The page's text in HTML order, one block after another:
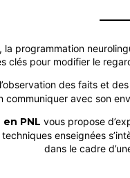
programmation
clés pour modifier le
des faits et
communiquer avec son
PNL vous propose
techniques enseignées
dans le cadre